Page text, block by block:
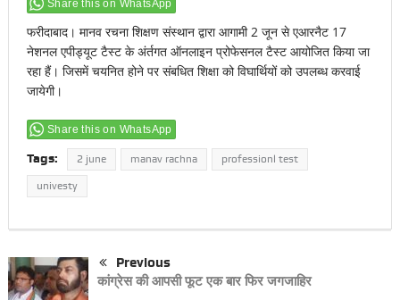
Share this on WhatsApp
फरीदाबाद। मानव रचना शिक्षण संस्थान द्वारा आगामी 2 जून से एआरनैट 17
नेशनल एपीड्यूट टैस्ट के अंर्तगत ऑनलाइन प्रोफेसनल टैस्ट आयोजित किया जा
रहा हैं। जिसमें चयनित होने पर संबधित शिक्षा को विघार्थियों को उपलब्ध करवाई
जायेगी।
Share this on WhatsApp
Tags: 2 june manav rachna professionl test
univesty
Previous
कांग्रेस की आपसी फूट एक बार फिर जगजाहिर